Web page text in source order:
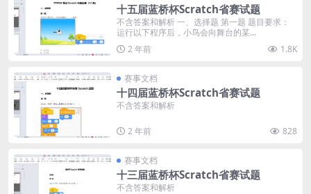
十五届蓝桥杯Scratch省赛试题
不含答案和解析 一、选择题 第一题 题目要求：
运行以下程序后，小鸟会向舞台的某...
2 年前
1.8K
赛事文档
十四届蓝桥杯Scratch省赛试题
不含答案和解析
2 年前 828
赛事文档
十三届蓝桥杯Scratch省赛试题
不含答案和解析